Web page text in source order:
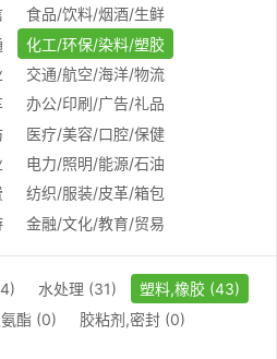
食品/饮料/烟酒/生鲜
化工/环保/染料/塑胶
交通/航空/海洋/物流
办公/印刷/广告/礼品
医疗/美容/口腔/保健
电力/照明/能源/石油
纺织/服装/皮革/箱包
金融/文化/教育/贸易
水处理 (31)
塑料,橡胶 (43)
酯 (0)
胶粘剂,密封 (0)